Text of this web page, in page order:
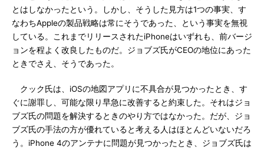
とはしなかったという。しかし、そうした見方は1つの事実、す
なわちAppleの製品戦略は常にそうであった、という事実を無視
している。これまでリリースされたiPhoneはいずれも、前バージ
ョンを程よく改良したものだ。ジョブズ氏がCEOの地位にあった
ときでさえ、そうであった。
クック氏は、iOSの地図アプリに不具合が見つかったとき、す
ぐに謝罪し、可能な限り早急に改善すると約束した。それはジョ
ブズ氏の問題を解決するときのやり方ではなかった。だが、ジョ
ブズ氏の手法の方が優れていると考える人はほとんどいないだろ
う。iPhone 4のアンテナに問題が見つかったとき、ジョブズ氏は